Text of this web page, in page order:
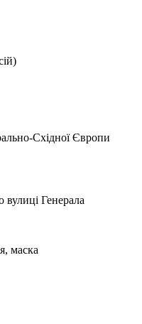
Східної Європи
вулиці Генерала
маска